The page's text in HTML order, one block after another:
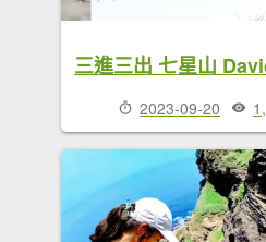
三進三出 七星山
2023-09-20